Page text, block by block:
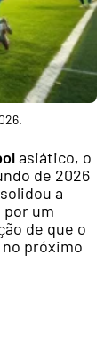
asiático, o
de 2026
a
por um
de que o
próximo